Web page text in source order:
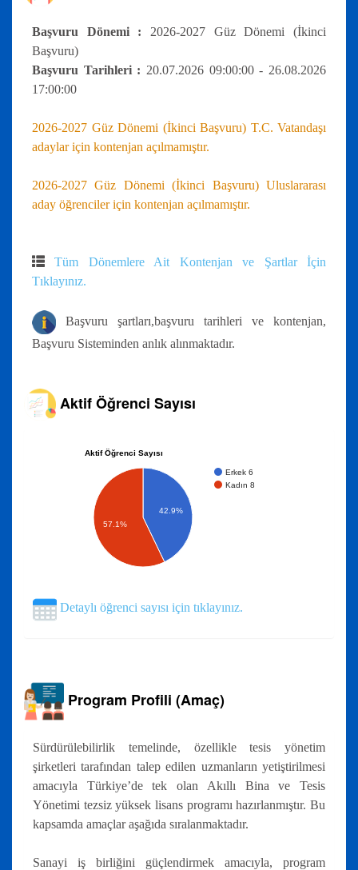
Başvuru Dönemi : 2026-2027 Güz Dönemi (İkinci
Başvuru)
Başvuru Tarihleri : 20.07.2026 09:00:00 - 26.08.2026
17:00:00
2026-2027 Güz Dönemi (İkinci Başvuru) T.C. Vatandaşı
adaylar için kontenjan açılmamıştır.
2026-2027 Güz Dönemi (İkinci Başvuru) Uluslararası
aday öğrenciler için kontenjan açılmamıştır.
Tüm Dönemlere Ait Kontenjan ve Şartlar İçin
Tıklayınız.
Başvuru şartları,başvuru tarihleri ve kontenjan,
Başvuru Sisteminden anlık alınmaktadır.
Aktif Öğrenci Sayısı
Aktif Öğrenci Sayısı
Erkek 6
Kadın 8
42.9%
57.1%
Detaylı öğrenci sayısı için tıklayınız.
Program Profili (Amaç)
Sürdürülebilirlik temelinde, özellikle tesis yönetim
şirketleri tarafından talep edilen uzmanların yetiştirilmesi
amacıyla Türkiye’de tek olan Akıllı Bina ve Tesis
Yönetimi tezsiz yüksek lisans programı hazırlanmıştır. Bu
kapsamda amaçlar aşağıda sıralanmaktadır.
Sanayi iş birliğini güçlendirmek amacıyla, program